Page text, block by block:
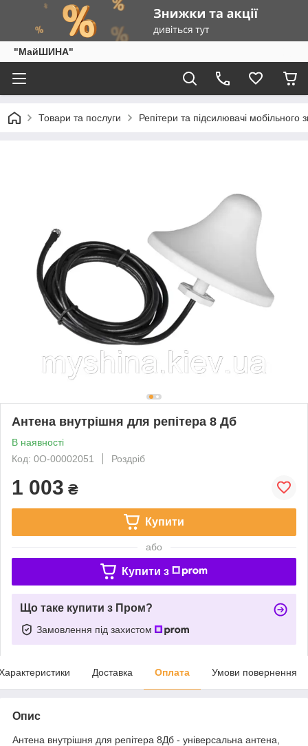
"МайШИНА"
Товари та послуги Репітери та підсилювачі мобільного
Антена внутрішня для репітера 8 Дб
В наявності
Код: 0О-00002051
Роздріб
1 003 ₴
Купити
або
Купити з
Що таке купити з Пром?
Замовлення під захистом
Доставка Оплата Умови повернення
Опис
Антена внутрішня для репітера 8Дб - універсальна антена,